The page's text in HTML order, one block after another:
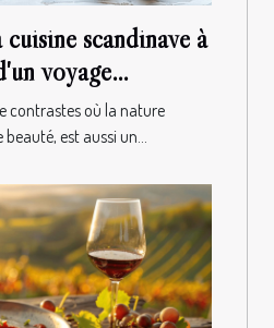
scandinave à
voyage
contrastes où la nature
est aussi un...